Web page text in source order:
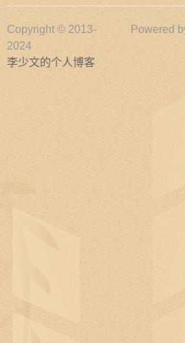
Copyright © 2013-
2024
李少文的个人博客
Powered